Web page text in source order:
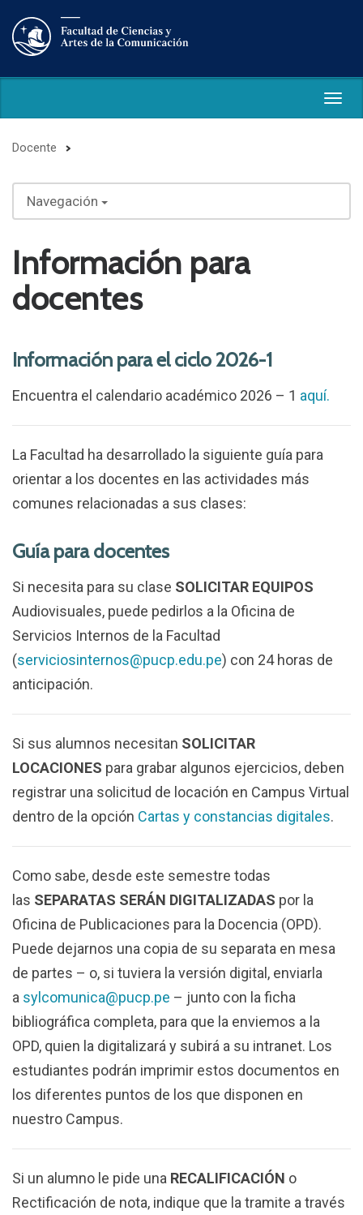
Docente
Navegación
Información para
docentes
Información para el ciclo 2026-1
Encuentra el calendario académico 2026 – 1 aquí.
La Facultad ha desarrollado la siguiente guía para
orientar a los docentes en las actividades más
comunes relacionadas a sus clases:
Guía para docentes
Si necesita para su clase SOLICITAR EQUIPOS
Audiovisuales, puede pedirlos a la Oficina de
Servicios Internos de la Facultad
(serviciosinternos@pucp.edu.pe) con 24 horas de
anticipación.
Si sus alumnos necesitan SOLICITAR
LOCACIONES para grabar algunos ejercicios, deben
registrar una solicitud de locación en Campus Virtual
dentro de la opción Cartas y constancias digitales.
Como sabe, desde este semestre todas
las SEPARATAS SERÁN DIGITALIZADAS por la
Oficina de Publicaciones para la Docencia (OPD).
Puede dejarnos una copia de su separata en mesa
de partes – o, si tuviera la versión digital, enviarla
a sylcomunica@pucp.pe – junto con la ficha
bibliográfica completa, para que la enviemos a la
OPD, quien la digitalizará y subirá a su intranet. Los
estudiantes podrán imprimir estos documentos en
los diferentes puntos de los que disponen en
nuestro Campus.
Si un alumno le pide una RECALIFICACIÓN o
Rectificación de nota, indique que la tramite a través